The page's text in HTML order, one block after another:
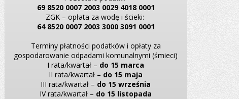
69 8520 0007 2003 0029 4018 0001
ZGK – opłata za wodę i ścieki:
64 8520 0007 2003 3000 3091 0001
Terminy płatności podatków i opłaty za
gospodarowanie odpadami komunalnymi (śmieci)
I rata/kwartał – do 15 marca
II rata/kwartał – do 15 maja
III rata/kwartał – do 15 września
IV rata/kwartał – do 15 listopada